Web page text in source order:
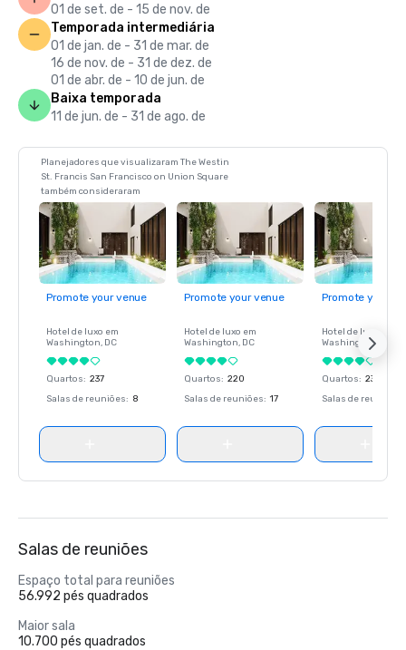
01 de set. de - 15 de nov. de
Temporada intermediária
01 de jan. de - 31 de mar. de
16 de nov. de - 31 de dez. de
01 de abr. de - 10 de jun. de
Baixa temporada
11 de jun. de - 31 de ago. de
Planejadores que visualizaram The Westin
St. Francis San Francisco on Union Square
também consideraram
Promote your venue
Hotel de luxo em
Washington, DC
Quartos: 237
Salas de reuniões: 8
Promote your venue
Hotel de luxo em
Washington, DC
Quartos: 220
Salas de reuniões: 17
Promote your
Hotel de luxo em
Washington
Quartos: 237
Salas de reuniões
Salas de reuniões
Espaço total para reuniões
56.992 pés quadrados
Maior sala
10.700 pés quadrados